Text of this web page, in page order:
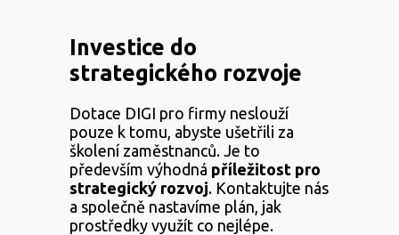
Investice do
strategického rozvoje
Dotace DIGI pro firmy neslouží
pouze k tomu, abyste ušetřili za
školení zaměstnanců. Je to
především výhodná příležitost pro
strategický rozvoj. Kontaktujte nás
a společně nastavíme plán, jak
prostředky využít co nejlépe.